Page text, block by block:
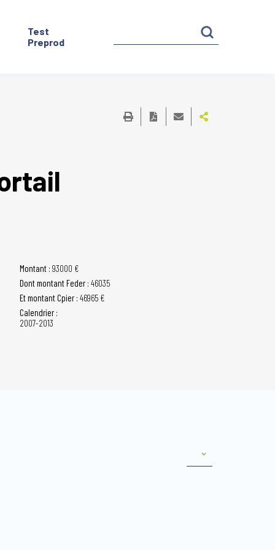
Test
Preprod
Montant : 93000 €
Dont montant Feder : 46035
Et montant Cpier : 46965 €
Calendrier :
2007-2013